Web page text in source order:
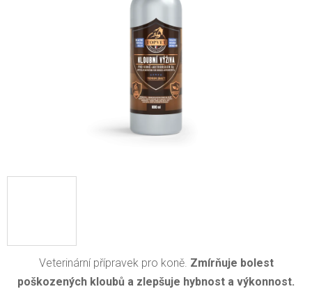
Veterinární přípravek pro koně.​ Zmírňuje bolest
poškozených kloubů a zlepšuje hybnost a výkonnost.